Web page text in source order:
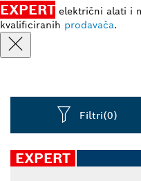
EXPERT električni alati i
kvalificiranih prodavača.
Filtri(0)
EXPERT